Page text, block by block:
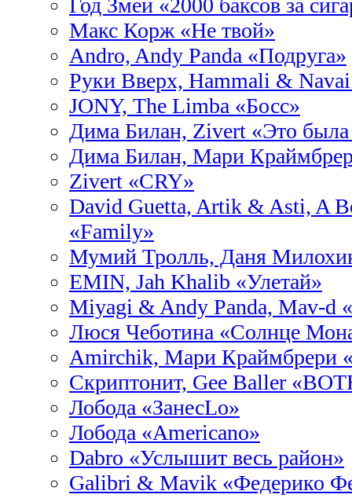
Год Змеи «2000 баксов за
Макс Корж «Не твой»
Andro, Andy Panda «Подруга»
Руки Вверх, Hammali &
JONY, The Limba «Босс»
Дима Билан, Zivert «Это
Дима Билан, Мари
Zivert «CRY»
David Guetta, Artik & Asti, A
«Family»
Мумий Тролль, Даня
EMIN, Jah Khalib «Улетай»
Miyagi & Andy Panda, Mav-d
Люся Чеботина «Солнце
Amirchik, Мари Краймбрери
Скриптонит, Gee Baller
Лобода «ЗанесLo»
Лобода «Americano»
Dabro «Услышит весь район»
Galibri & Mavik «Федерико